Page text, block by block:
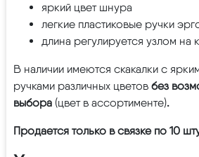
яркий цвет шнура
легкие пластиковые ручки
длина регулируется узлом на
В наличии имеются скакалки с
ручками различных цветов без
выбора (цвет в ассортименте).
Продается только в связке по 10